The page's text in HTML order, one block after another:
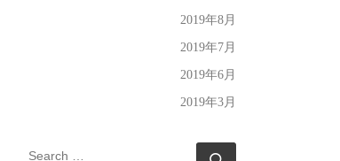
2019年8月
2019年7月
2019年6月
2019年3月
SEARCH